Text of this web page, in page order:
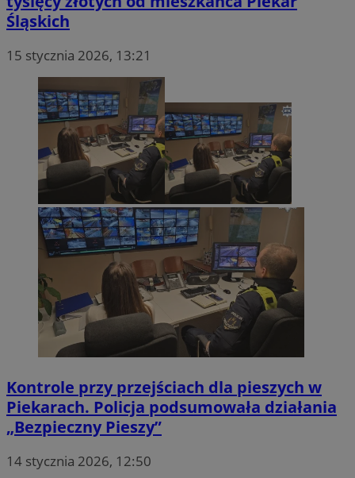
Śląskich
15 stycznia 2026, 13:21
Kontrole przy przejściach dla pieszych w
Piekarach. Policja podsumowała działania
„Bezpieczny Pieszy”
14 stycznia 2026, 12:50